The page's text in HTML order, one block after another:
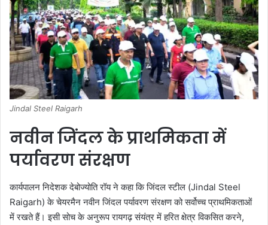
Jindal Steel Raigarh
नवीन जिंदल के प्राथमिकता में
पर्यावरण संरक्षण
कार्यपालन निदेशक देबोज्योति रॉय ने कहा कि जिंदल स्टील (Jindal Steel
Raigarh) के चेयरमैन नवीन जिंदल पर्यावरण संरक्षण को सर्वोच्च प्राथमिकताओं
में रखते हैं। इसी सोच के अनुरूप रायगढ़ संयंत्र में हरित क्षेत्र विकसित करने,